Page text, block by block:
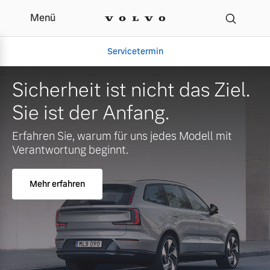
Menü
Servicetermin
Aktuelle Zubehörangebote
Volvo Gebrauchtwagenbörse
Über uns
Unser Team
das Ziel.
Modell mit
Sicherheit ist
Sie ist der
Erfahren Sie, warum für uns
Verantwortung beginnt.
Mehr erfahren